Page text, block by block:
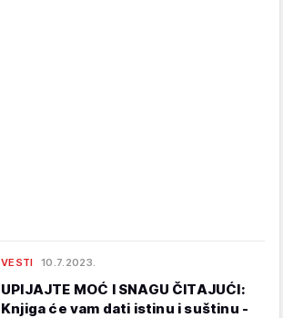
VESTI 10.7.2023.
UPIJAJTE MOĆ I SNAGU ČITAJUĆI:
Knjiga će vam dati istinu i suštinu -